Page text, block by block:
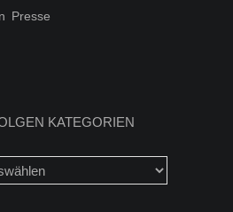
Presse
KATEGORIEN